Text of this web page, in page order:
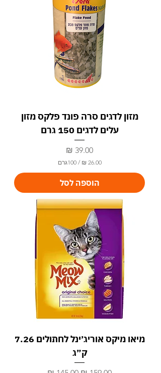
‏
₪
ל
-
1
0
0
ג
ר
ם
מזון לדגים סרה פונד פלקס מזון
עלים לדגים 150 גרם
מחיר
‏26.00 ‏₪
/100גרם
6
.
0
0
‏
₪
ל
-
1
0
0
ג
ר
ם
הוספה לסל
מיאו מיקס אוריג׳ינל לחתולים 7.26
ק״ג